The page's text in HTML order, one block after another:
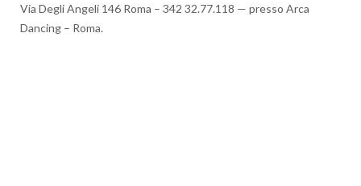
Via Degli Angeli 146 Roma – 342 32.77.118 — presso Arca
Dancing – Roma.